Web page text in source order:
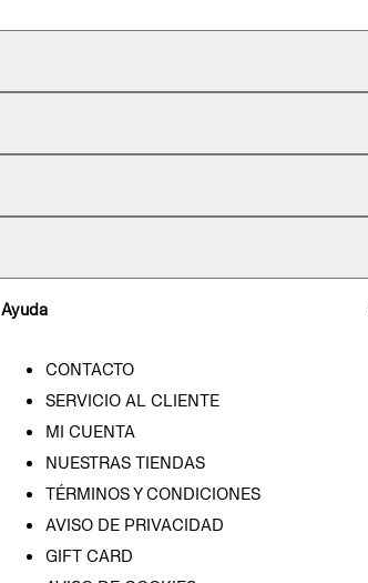
Ayuda
CONTACTO
SERVICIO AL CLIENTE
MI CUENTA
NUESTRAS TIENDAS
TÉRMINOS Y CONDICIONES
AVISO DE PRIVACIDAD
GIFT CARD